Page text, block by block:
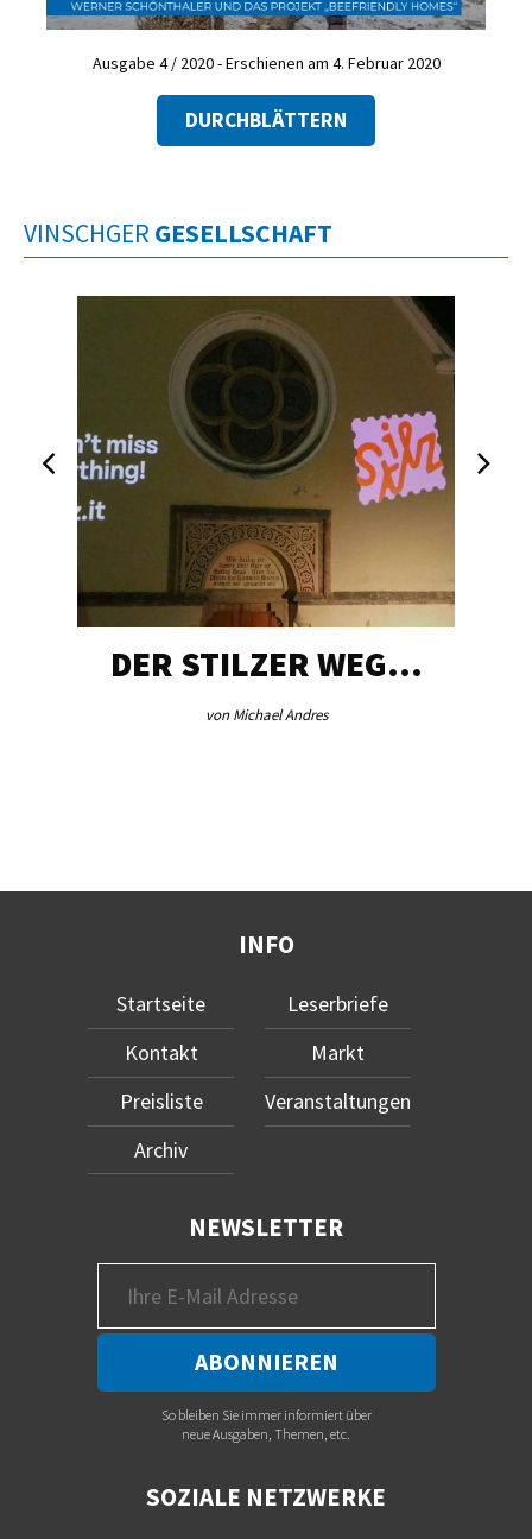
Ausgabe 4 / 2020 - Erschienen am 4. Februar 2020
DURCHBLÄTTERN
VINSCHGER GESELLSCHAFT
DER STILZER WEG…
von Michael Andres
INFO
Startseite
Kontakt
Preisliste
Archiv
Leserbriefe
Markt
Veranstaltungen
NEWSLETTER
So bleiben Sie immer informiert über
neue Ausgaben, Themen, etc.
SOZIALE NETZWERKE